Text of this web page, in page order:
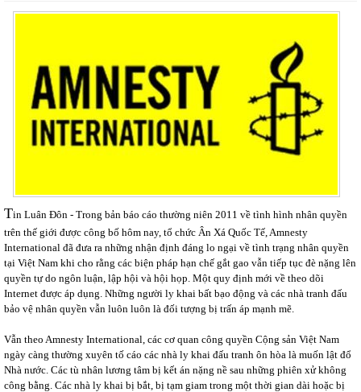
Tin Luân Đôn - Trong bản báo cáo thường niên 2011 về tình hình nhân quyền
trên thế giới được công bố hôm nay, tổ chức Ân Xá Quốc Tế, Amnesty
International đã đưa ra những nhận định đáng lo ngại về tình trạng nhân quyền
tại Việt Nam khi cho rằng các biện pháp hạn chế gắt gao vẫn tiếp tục đè nặng lên
quyền tự do ngôn luận, lập hội và hội họp. Một quy định mới về theo dõi
Internet được áp dụng. Những người ly khai bất bạo động và các nhà tranh đấu
bảo vệ nhân quyền vẫn luôn luôn là đối tượng bị trấn áp mạnh mẽ.
Vẫn theo Amnesty International, các cơ quan công quyền Cộng sản Việt Nam
ngày càng thường xuyên tố cáo các nhà ly khai đấu tranh ôn hòa là muốn lật đổ
Nhà nước. Các tù nhân lương tâm bị kết án nặng nề sau những phiên xử không
công bằng. Các nhà ly khai bị bắt, bị tạm giam trong một thời gian dài hoặc bị